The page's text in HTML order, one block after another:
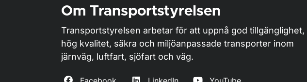
Om Transportstyrelsen
Transportstyrelsen arbetar för att uppnå god tillgänglighet,
hög kvalitet, säkra och miljöanpassade transporter inom
järnväg, luftfart, sjöfart och väg.